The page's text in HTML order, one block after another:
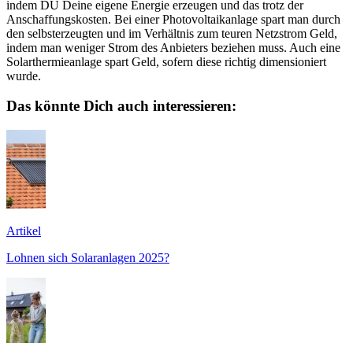
indem DU Deine eigene Energie erzeugen und das trotz der
Anschaffungskosten. Bei einer Photovoltaikanlage spart man durch
den selbsterzeugten und im Verhältnis zum teuren Netzstrom Geld,
indem man weniger Strom des Anbieters beziehen muss. Auch eine
Solarthermieanlage spart Geld, sofern diese richtig dimensioniert
wurde.
Das könnte Dich auch interessieren:
Artikel
Lohnen sich Solaranlagen 2025?